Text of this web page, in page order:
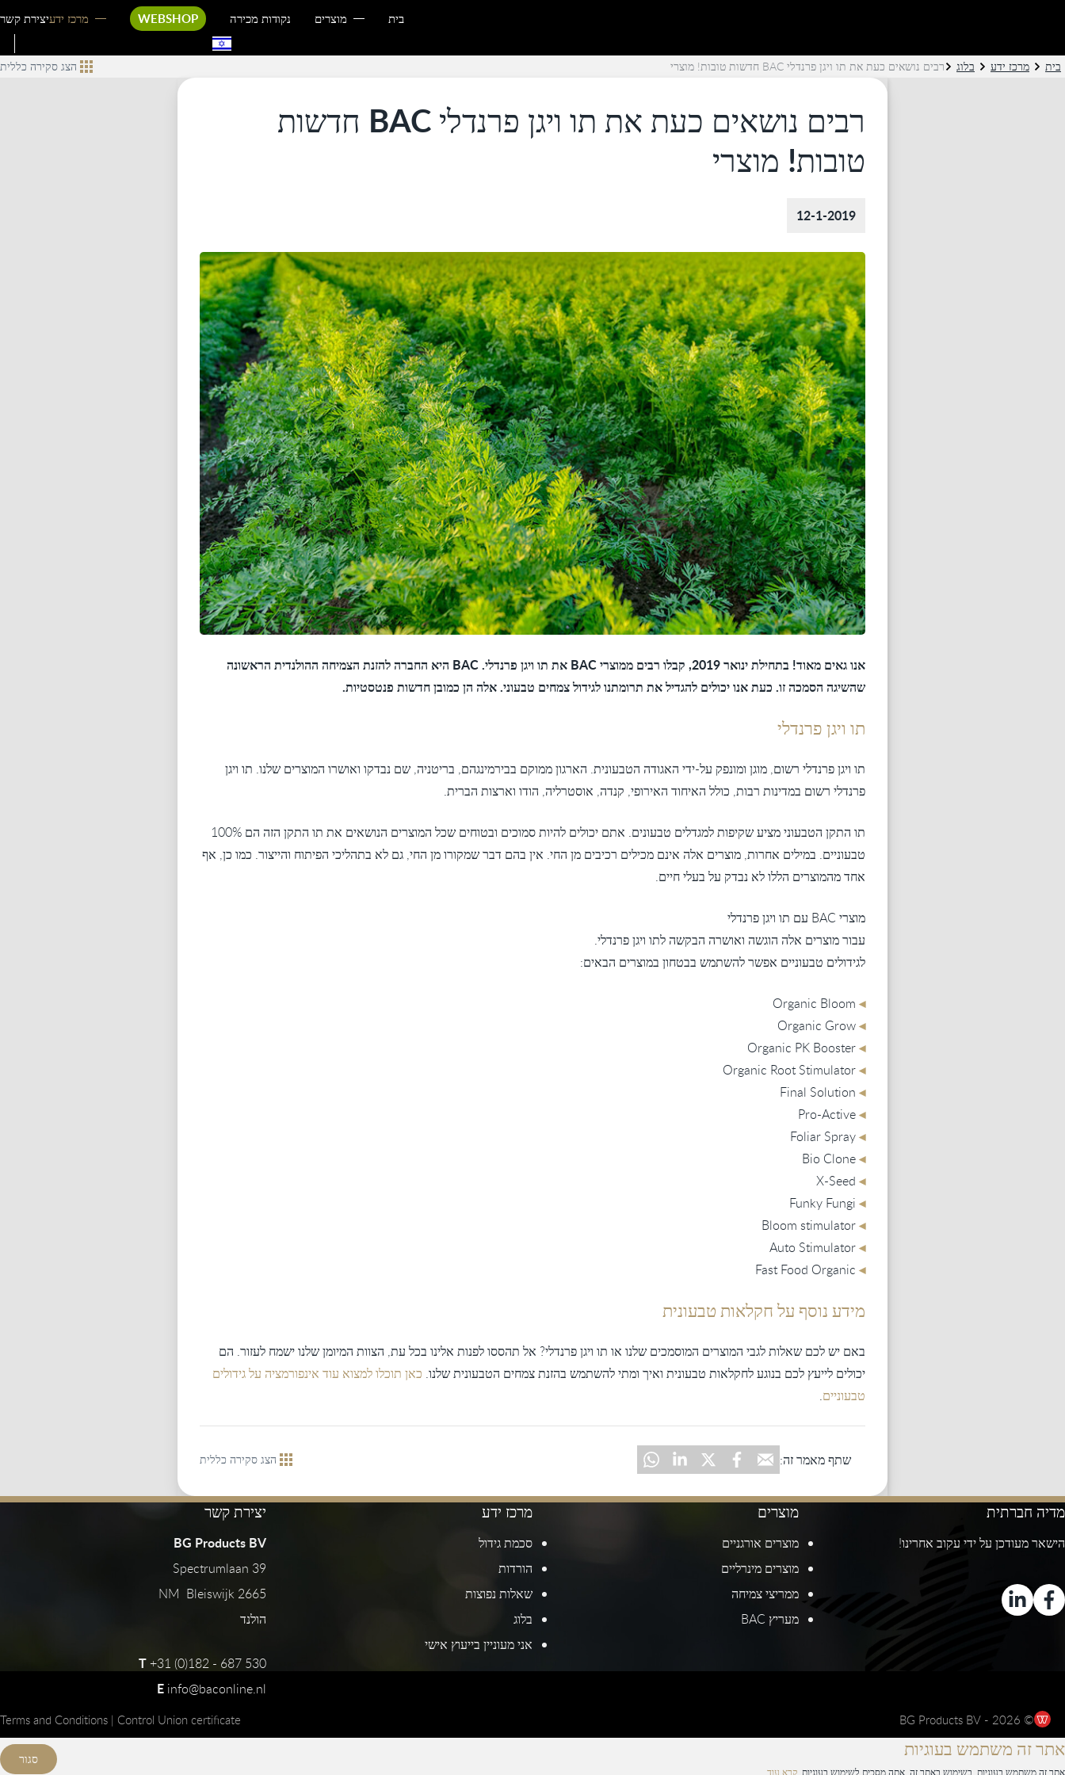
בית מוצרים נקודות מכירה WEBSHOP מרכז ידעיצירת קשר
בית מרכז ידע בלוג רבים נושאים כעת את תו ויגן פרנדלי BAC חדשות טובות! מוצרי הצג סקירה כללית
רבים נושאים כעת את תו ויגן פרנדלי BAC חדשות
טובות! מוצרי
12-1-2019
אנו גאים מאוד! בתחילת ינואר 2019, קבלו רבים ממוצרי BAC את תו ויגן פרנדלי. BAC היא החברה להזנת הצמיחה ההולנדית הראשונה
שהשיגה הסמכה זו. כעת אנו יכולים להגדיל את תרומתנו לגידול צמחים טבעוני. אלה הן כמובן חדשות פנטסטיות.
תו ויגן פרנדלי
תו ויגן פרנדלי רשום, מוגן ומונפק על-ידי האגודה הטבעונית. הארגון ממוקם בבירמינגהם, בריטניה, שם נבדקו ואושרו המוצרים שלנו. תו ויגן
פרנדלי רשום במדינות רבות, כולל האיחוד האירופי, קנדה, אוסטרליה, הודו וארצות הברית.
תו התקן הטבעוני מציע שקיפות למגדלים טבעונים. אתם יכולים להיות סמוכים ובטוחים שכל המוצרים הנושאים את תו התקן הזה הם 100%
טבעוניים. במילים אחרות, מוצרים אלה אינם מכילים רכיבים מן החי. אין בהם דבר שמקורו מן החי, גם לא בתהליכי הפיתוח והייצור. כמו כן, אף
אחד מהמוצרים הללו לא נבדק על בעלי חיים.
מוצרי BAC עם תו ויגן פרנדלי
עבור מוצרים אלה הוגשה ואושרה הבקשה לתו ויגן פרנדלי.
לגידולים טבעוניים אפשר להשתמש בבטחון במוצרים הבאים:
◂
Organic Bloom
◂
Organic Grow
◂
Organic PK Booster
◂
Organic Root Stimulator
◂
Final Solution
◂
Pro-Active
◂
Foliar Spray
◂
Bio Clone
◂
X-Seed
◂
Funky Fungi
◂
Bloom stimulator
◂
Auto Stimulator
◂
Fast Food Organic
מידע נוסף על חקלאות טבעונית
באם יש לכם שאלות לגבי המוצרים המוסמכים שלנו או תו ויגן פרנדלי? אל תהססו לפנות אלינו בכל עת, הצוות המיומן שלנו ישמח לעזור. הם
יכולים לייעץ לכם בנוגע לחקלאות טבעונית ואיך ומתי להשתמש בהזנת צמחים הטבעונית שלנו. כאן תוכלו למצוא עוד אינפורמציה על גידולים
טבעוניים.
שתף מאמר זה: הצג סקירה כללית
מדיה חברתית
הישאר מעודכן על ידי עקוב אחרינו!
מוצרים
מוצרים אורגניים
מוצרים מינרליים
ממריצי צמיחה
מעריץ BAC
מרכז ידע
סכמת גידול
הורדות
שאלות נפוצות
בלוג
אני מעוניין בייעוץ אישי
יצירת קשר
BG Products BV
Spectrumlaan 39
2665 NM Bleiswijk
הולנד
T+31 (0)182 - 687 530
E info@baconline.nl
© 2026 - BG Products BV
Terms and Conditions | Control Union certificate
אתר זה משתמש בעוגיות
אתר זה משתמש בעוגיות. בשימוש באתר זה, אתה מסכים לשימוש בעוגיות. קרא עוד
סגור